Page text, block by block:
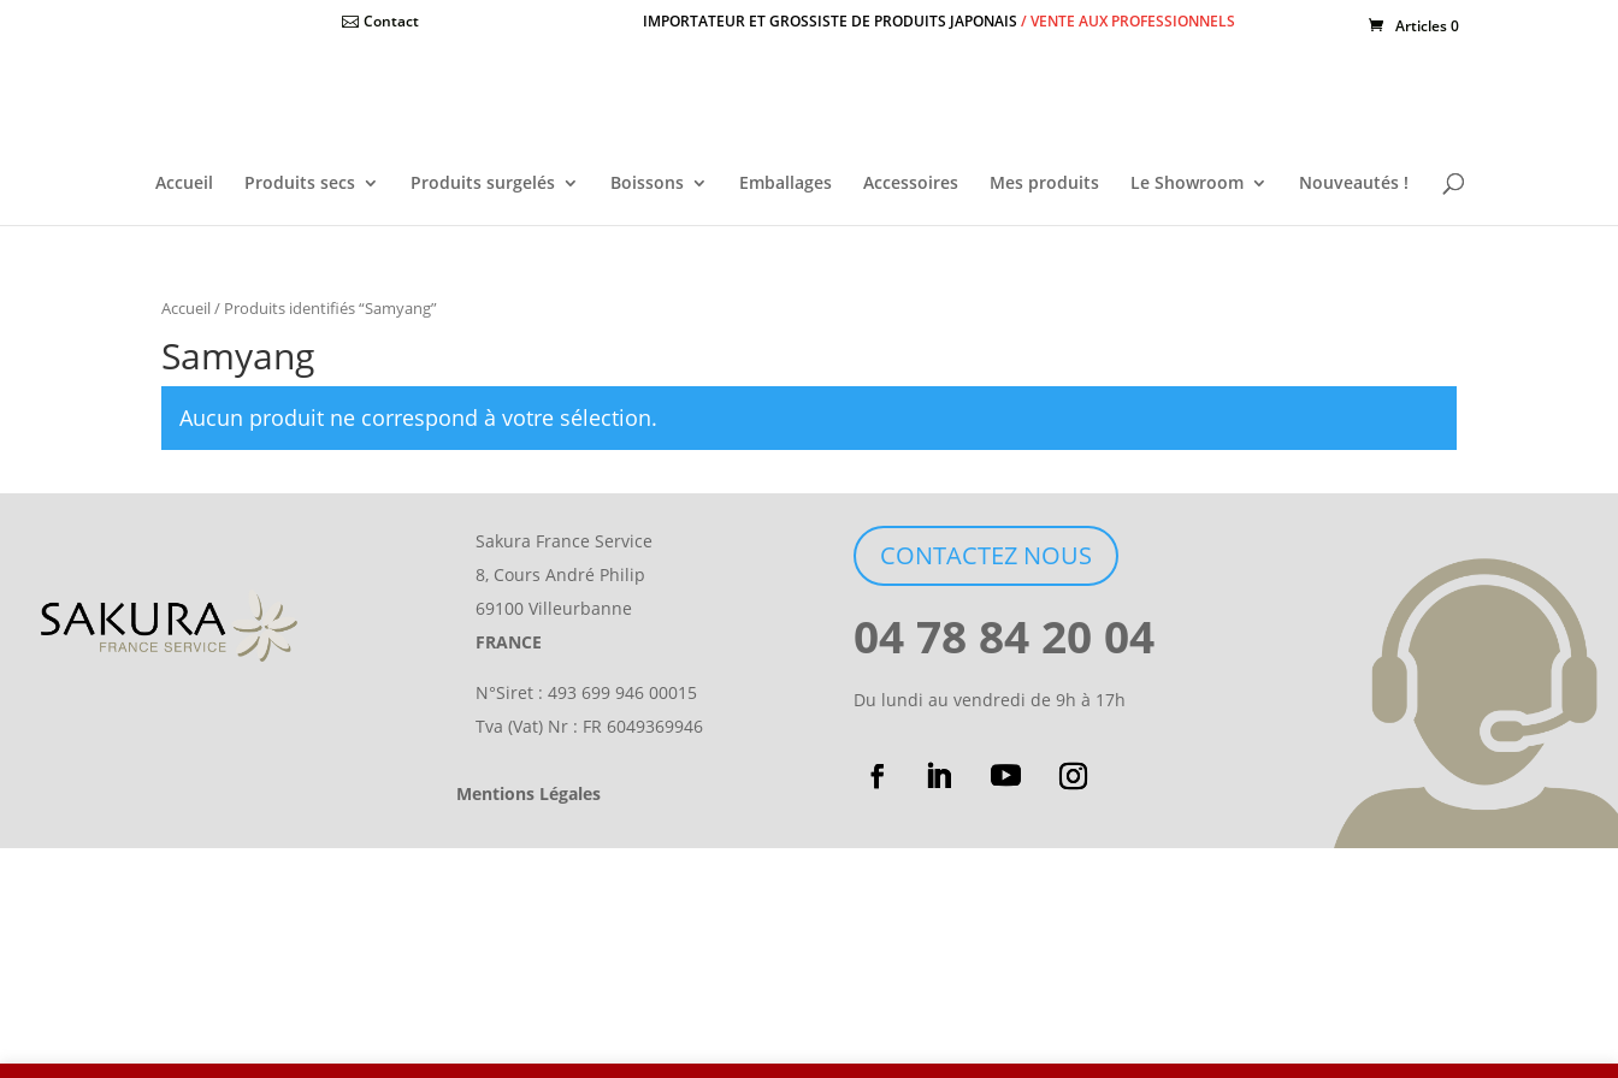
IMPORTATEUR ET GROSSISTE DE PRODUITS JAPONAIS / VENTE AUX PROFESSIONNELS
Contact Articles 0
Accueil Produits secs Produits surgelés Boissons Emballages Accessoires Mes produits Le Showroom Nouveautés !
Accueil/ Produits identifiés “Samyang”
Samyang
Aucun produit ne correspond à votre sélection.
Sakura France Service
8, Cours André Philip
69100 Villeurbanne
FRANCE
N°Siret : 493 699 946 00015
Tva (Vat) Nr : FR 6049369946
Mentions Légales
CONTACTEZ NOUS
04 78 84 20 04
Du lundi au vendredi de 9h à 17h